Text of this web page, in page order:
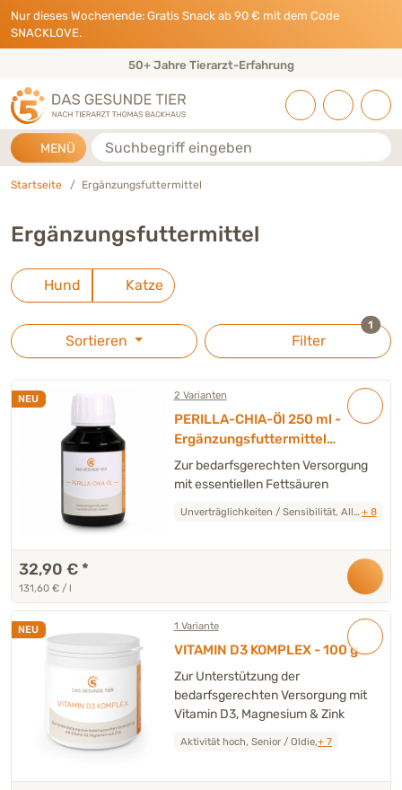
Direkt zu:
INHALT
HAUPTMENÜ
FOOTER
Nur dieses Wochenende: Gratis Snack ab 90 € mit dem Code
SNACKLOVE.
50+ Jahre Tierarzt-Erfahrung
MENÜ Suche
Startseite Ergänzungsfuttermittel
Ergänzungsfuttermittel
Hund Katze
Sortieren Filter
1
NEU 2 Varianten
PERILLA-CHIA-Öl 250 ml -
Ergänzungsfuttermittel
Hund & Katze
Zur bedarfsgerechten Versorgung
mit essentiellen Fettsäuren
Unverträglichkeiten / Sensibilität, Allergien / Unverträglichkeiten,+ 8
32,90 € *
131,60 € / l
NEU 1 Variante
VITAMIN D3 KOMPLEX - 100 g
Zur Unterstützung der
bedarfsgerechten Versorgung mit
Vitamin D3, Magnesium & Zink
Aktivität hoch, Senior / Oldie,+ 7